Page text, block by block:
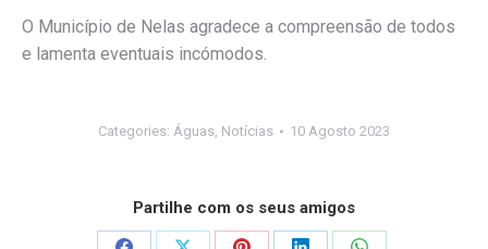
O Município de Nelas agradece a compreensão de todos
e lamenta eventuais incómodos.
Categories: Águas, Notícias 10 Agosto 2023
Partilhe com os seus amigos